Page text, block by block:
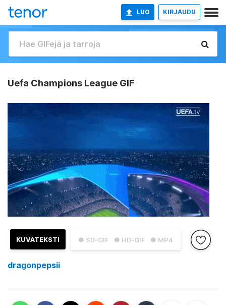
LUO KIRJAUDU
Uefa Champions League GIF
● SD-GIF ● HD-GIF ● MP4
KUVATEKSTI
dragonpepsii